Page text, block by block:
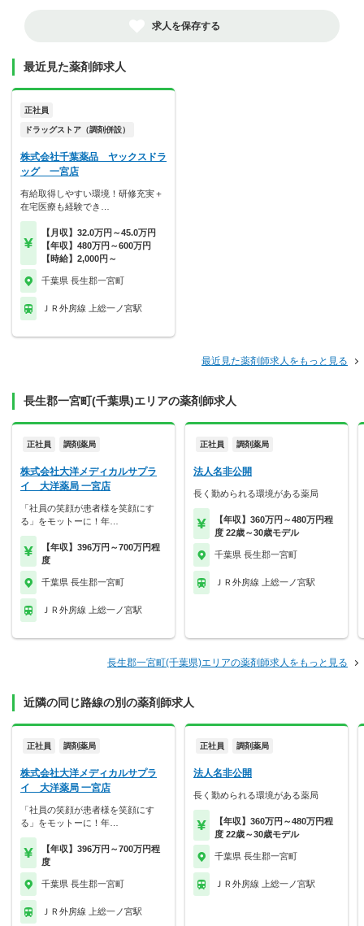
求人を保存する
最近見た薬剤師求人
正社員
ドラッグストア（調剤併設）
株式会社千葉薬品 ヤックスドラ
ッグ 一宮店
有給取得しやすい環境！研修充実＋
在宅医療も経験でき…
【月収】32.0万円～45.0万円
【年収】480万円～600万円
【時給】2,000円～
千葉県 長生郡一宮町
ＪＲ外房線 上総一ノ宮駅
最近見た薬剤師求人をもっと見る
長生郡一宮町(千葉県)エリアの薬剤師求人
正社員 調剤薬局
株式会社大洋メディカルサプラ
イ 大洋薬局 一宮店
「社員の笑顔が患者様を笑顔にす
る」をモットーに！年…
【年収】396万円～700万円程
度
千葉県 長生郡一宮町
ＪＲ外房線 上総一ノ宮駅
正社員 調剤薬局
法人名非公開
長く勤められる環境がある薬局
【年収】360万円～480万円程
度 22歳～30歳モデル
千葉県 長生郡一宮町
ＪＲ外房線 上総一ノ宮駅
長生郡一宮町(千葉県)エリアの薬剤師求人をもっと見る
近隣の同じ路線の別の薬剤師求人
正社員 調剤薬局
株式会社大洋メディカルサプラ
イ 大洋薬局 一宮店
「社員の笑顔が患者様を笑顔にす
る」をモットーに！年…
【年収】396万円～700万円程
度
千葉県 長生郡一宮町
ＪＲ外房線 上総一ノ宮駅
正社員 調剤薬局
法人名非公開
長く勤められる環境がある薬局
【年収】360万円～480万円程
度 22歳～30歳モデル
千葉県 長生郡一宮町
ＪＲ外房線 上総一ノ宮駅